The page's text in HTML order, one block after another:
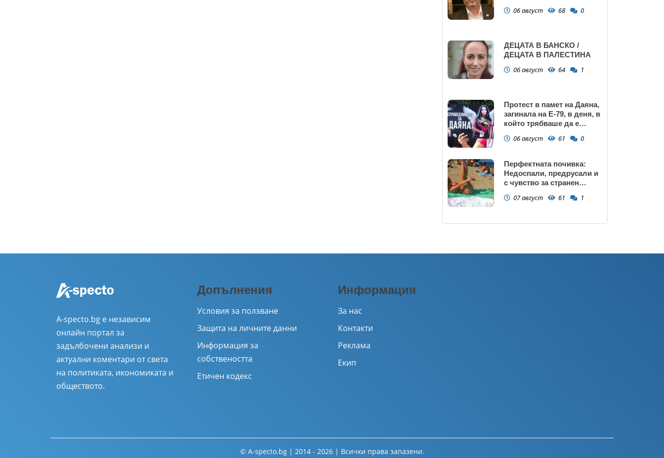
06 август 68 0
ДЕЦАТА В БАНСКО /
ДЕЦАТА В ПАЛЕСТИНА
06 август 64 1
Протест в памет на Даяна,
загинала на Е-79, в деня, в
който трябваше да е
06 август 61 0
Перфектната почивка:
Недоспали, предрусали и
с чувство за странен
07 август 61 1
A-specto.bg е независим
онлайн портал за
задълбочени анализи и
актуални коментари от света
на политиката, икономиката и
обществото.
Допълнения
Условия за ползване
Защита на личните данни
Информация за
собствеността
Етичен кодекс
Информация
За нас
Контакти
Реклама
Екип
© A-specto.bg | 2014 - 2026 | Всички права запазени.